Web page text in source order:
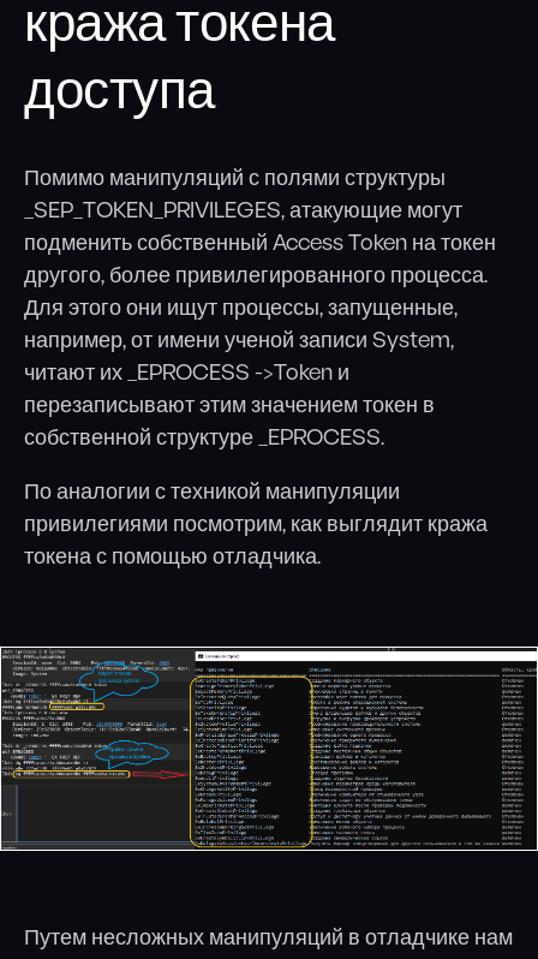
кража токена
доступа
Помимо манипуляций с полями структуры
_SEP_TOKEN_PRIVILEGES, атакующие могут
подменить собственный Access Token на токен
другого, более привилегированного процесса.
Для этого они ищут процессы, запущенные,
например, от имени ученой записи System,
читают их _EPROCESS ->Token и
перезаписывают этим значением токен в
собственной структуре _EPROCESS.
По аналогии с техникой манипуляции
привилегиями посмотрим, как выглядит кража
токена с помощью отладчика.
Путем несложных манипуляций в отладчике нам